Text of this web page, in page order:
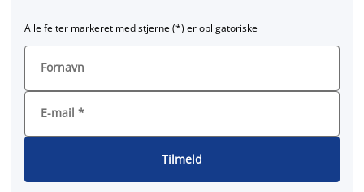
Alle felter markeret med stjerne (*) er obligatoriske
Fornavn
E-mail *
Tilmeld